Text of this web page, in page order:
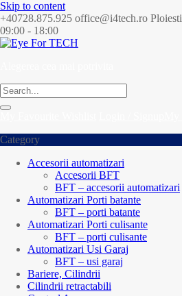
Skip to content
+40728.875.925 office@i4tech.ro Ploiesti
09:00 - 18:00
Category
Accesorii automatizari
Accesorii BFT
BFT – accesorii automatizari
Automatizari Porti batante
BFT – porti batante
Automatizari Porti culisante
BFT – porti culisante
Automatizari Usi Garaj
BFT – usi garaj
Bariere, Cilindrii
Cilindrii retractabili